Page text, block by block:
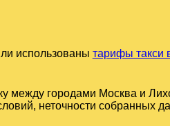
использованы тарифы такси
между городами Москва и
неточности собранных